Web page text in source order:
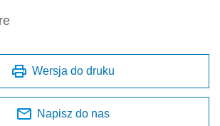
Wersja do druku
Napisz do nas